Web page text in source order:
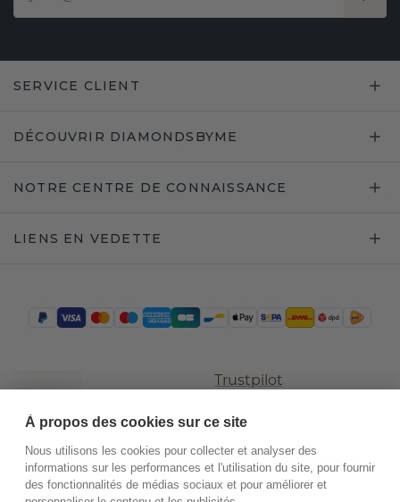
SERVICE CLIENT
DÉCOUVRIR DIAMONDSBYME
NOTRE CENTRE DE CONNAISSANCE
LIENS EN VEDETTE
Trustpilot
À propos des cookies sur ce site
Nous utilisons les cookies pour collecter et analyser des
informations sur les performances et l'utilisation du site, pour fournir
des fonctionnalités de médias sociaux et pour améliorer et